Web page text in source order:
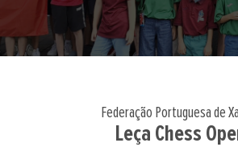
Federação Portuguesa de
Leça Chess